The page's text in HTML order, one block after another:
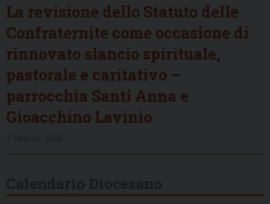
La revisione dello Statuto delle
Confraternite come occasione di
rinnovato slancio spirituale,
pastorale e caritativo –
parrocchia Santi Anna e
Gioacchino Lavinio